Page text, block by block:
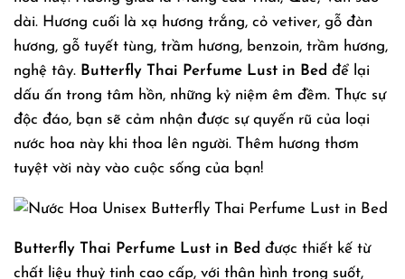
dài. Hương cuối là xạ hương trắng, cỏ vetiver, gỗ đàn
hương, gỗ tuyết tùng, trầm hương, benzoin, trầm hương,
nghệ tây. Butterfly Thai Perfume Lust in Bed để lại
dấu ấn trong tâm hồn, những kỷ niệm êm đềm. Thực sự
độc đáo, bạn sẽ cảm nhận được sự quyến rũ của loại
nước hoa này khi thoa lên người. Thêm hương thơm
tuyệt vời này vào cuộc sống của bạn!
Butterfly Thai Perfume Lust in Bed được thiết kế từ
chất liệu thuỷ tinh cao cấp, với thân hình trong suốt,